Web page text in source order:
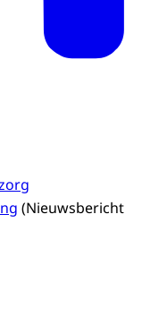
(Nieuwsbericht